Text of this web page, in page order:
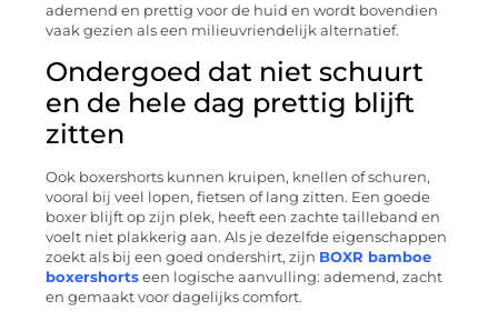
ademend en prettig voor de huid en wordt bovendien
vaak gezien als een milieuvriendelijk alternatief.
Ondergoed dat niet schuurt
en de hele dag prettig blijft
zitten
Ook boxershorts kunnen kruipen, knellen of schuren,
vooral bij veel lopen, fietsen of lang zitten. Een goede
boxer blijft op zijn plek, heeft een zachte tailleband en
voelt niet plakkerig aan. Als je dezelfde eigenschappen
zoekt als bij een goed ondershirt, zijn BOXR bamboe
boxershorts een logische aanvulling: ademend, zacht
en gemaakt voor dagelijks comfort.